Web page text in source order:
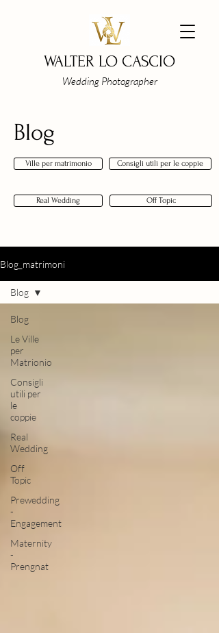
WALTER LO CASCIO
Wedding Photographer
Blog
Ville per matrimonio Consigli utili per le coppie
Real Wedding Off Topic
Blog_matrimoni
Blog
Le Ville
per
Matrionio
Consigli
utili per
le
coppie
Real
Wedding
Off
Topic
Prewedding
-
Engagement
Maternity
-
Prengnat
Blog